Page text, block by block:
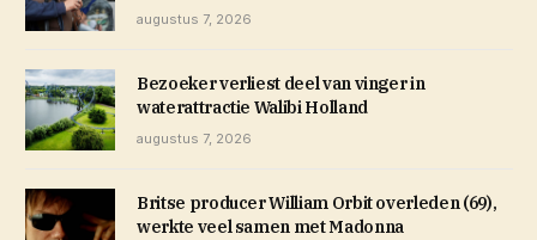
augustus 7, 2026
Bezoeker verliest deel van vinger in
waterattractie Walibi Holland
augustus 7, 2026
Britse producer William Orbit overleden (69),
werkte veel samen met Madonna